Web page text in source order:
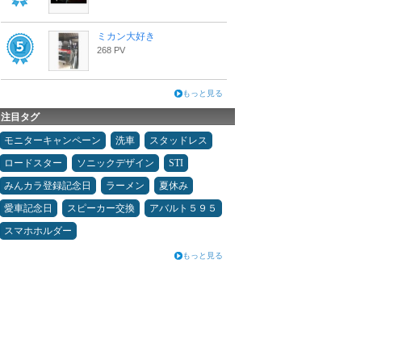
ミカン大好き
268 PV
もっと見る
注目タグ
モニターキャンペーン 洗車
スタッドレス
ロードスター
ソニックデザイン
STI
みんカラ登録記念日
ラーメン
夏休み
愛車記念日
スピーカー交換
アバルト５９５
スマホホルダー
もっと見る